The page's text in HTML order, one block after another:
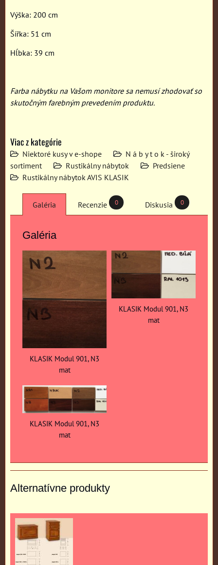
Výška: 200 cm
Šířka: 51 cm
Hĺbka: 39 cm
Farba nábytku na Vašom monitore sa nemusí zhodovať so
skutočným farebným prevedením produktu.
Viac z kategórie
Niektoré kusy v e-shope
N á b y t o k - široký
sortiment
Rustikálny nábytok
Predsiene
Rustikálny nábytok AVIS KLASIK
Galéria Recenzie 0 Diskusia 0
Galéria
KLASIK Modul 901, N3
mat
KLASIK Modul 901, N3
mat
KLASIK Modul 901, N3
mat
Alternatívne produkty